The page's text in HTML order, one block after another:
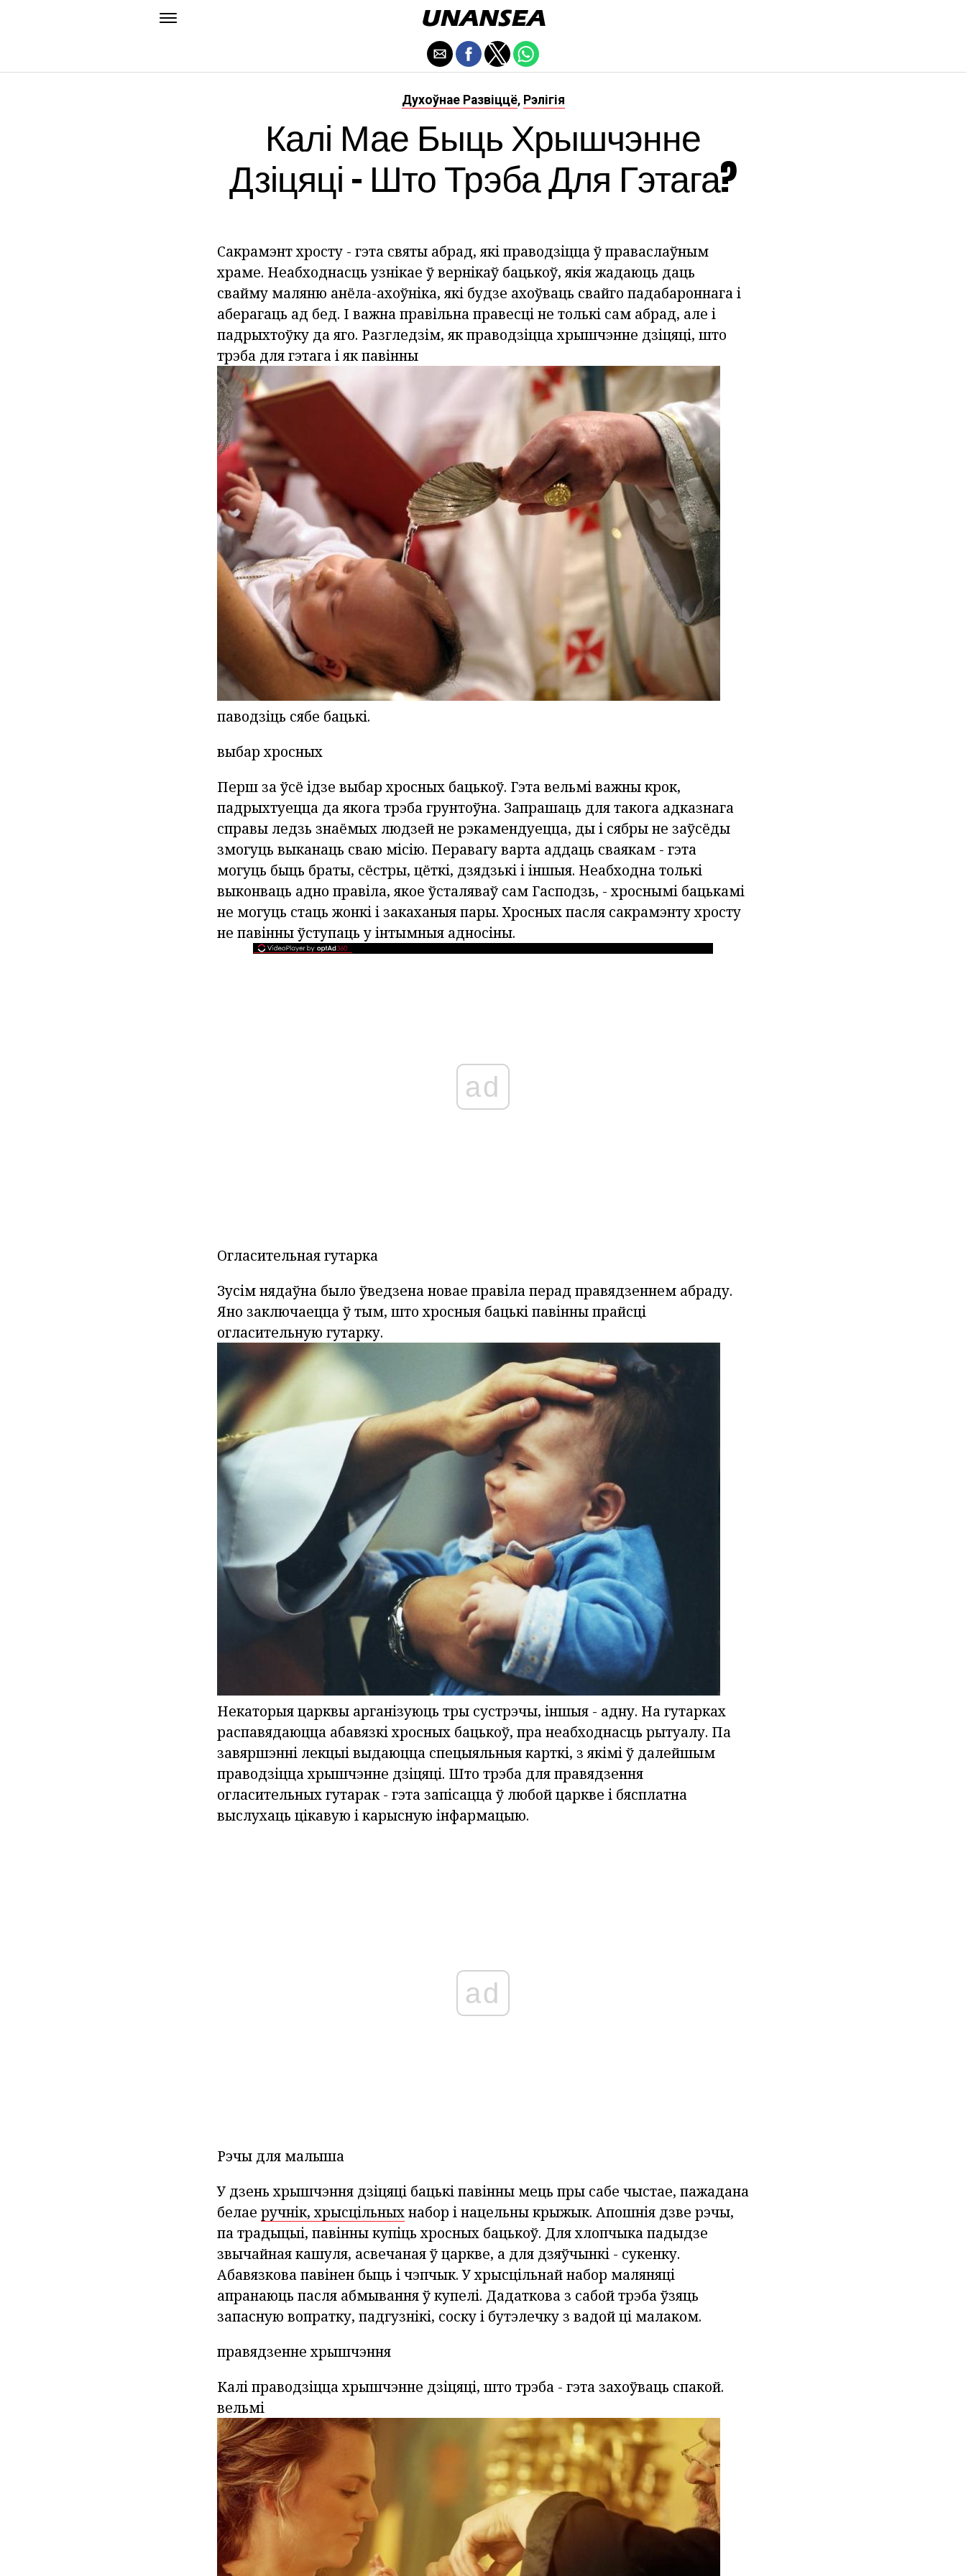
Духоўнае Развіццё, Рэлігія
Калі Мае Быць Хрышчэнне
Дзіцяці - Што Трэба Для Гэтага?
Сакрамэнт хросту - гэта святы абрад, які праводзіцца ў праваслаўным
храме. Неабходнасць узнікае ў вернікаў бацькоў, якія жадаюць даць
свайму маляню анёла-ахоўніка, які будзе ахоўваць свайго падабароннага і
аберагаць ад бед. І важна правільна правесці не толькі сам абрад, але і
падрыхтоўку да яго. Разгледзім, як праводзіцца хрышчэнне дзіцяці, што
трэба для гэтага і як павінны
паводзіць сябе бацькі.
выбар хросных
Перш за ўсё ідзе выбар хросных бацькоў. Гэта вельмі важны крок,
падрыхтуецца да якога трэба грунтоўна. Запрашаць для такога адказнага
справы ледзь знаёмых людзей не рэкамендуецца, ды і сябры не заўсёды
змогуць выканаць сваю місію. Перавагу варта аддаць сваякам - гэта
могуць быць браты, сёстры, цёткі, дзядзькі і іншыя. Неабходна толькі
выконваць адно правіла, якое ўсталяваў сам Гасподзь, - хроснымі бацькамі
не могуць стаць жонкі і закаханыя пары. Хросных пасля сакрамэнту хросту
не павінны ўступаць у інтымныя адносіны.
ad
Огласительная гутарка
Зусім нядаўна было ўведзена новае правіла перад правядзеннем абраду.
Яно заключаецца ў тым, што хросныя бацькі павінны прайсці
огласительную гутарку.
Некаторыя царквы арганізуюць тры сустрэчы, іншыя - адну. На гутарках
распавядаюцца абавязкі хросных бацькоў, пра неабходнасць рытуалу. Па
завяршэнні лекцыі выдаюцца спецыяльныя карткі, з якімі ў далейшым
праводзіцца хрышчэнне дзіцяці. Што трэба для правядзення
огласительных гутарак - гэта запісацца ў любой царкве і бясплатна
выслухаць цікавую і карысную інфармацыю.
ad
Рэчы для малыша
У дзень хрышчэння дзіцяці бацькі павінны мець пры сабе чыстае, пажадана
белае ручнік, хрысцільныхнабор і нацельны крыжык. Апошнія дзве рэчы,
па традыцыі, павінны купіць хросных бацькоў. Для хлопчыка падыдзе
звычайная кашуля, асвечаная ў царкве, а для дзяўчынкі - сукенку.
Абавязкова павінен быць і чэпчык. У хрысцільнай набор маляняці
апранаюць пасля абмывання ў купелі. Дадаткова з сабой трэба ўзяць
запасную вопратку, падгузнікі, соску і бутэлечку з вадой ці малаком.
правядзенне хрышчэння
Калі праводзіцца хрышчэнне дзіцяці, што трэба - гэта захоўваць спакой.
вельмі